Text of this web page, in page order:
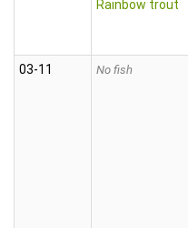
Rainbow trout
03‑11 No fish